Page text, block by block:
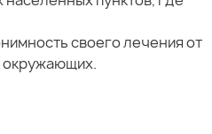
своего лечения от
окружающих.